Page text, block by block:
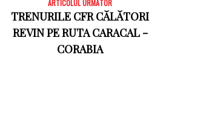
ARTICOLUL URMATOR
TRENURILE CFR CĂLĂTORI
REVIN PE RUTA CARACAL -
CORABIA